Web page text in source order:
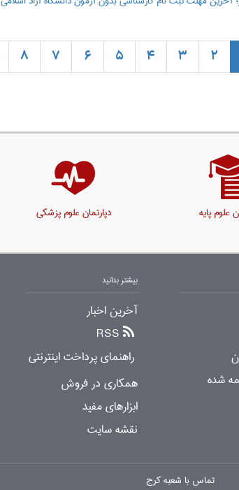
2
3
4
5
6
7
8
علوم پایه دپارتمان علوم پزشکی
شده
بیشتر بدانید
آخرین اخبار
RSS
راهنمای پرداخت اینترنتی
همکاری در فروش
ابزارهای مفید
نقشه سایت
تماس با شعبه کرج